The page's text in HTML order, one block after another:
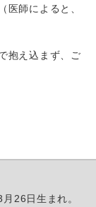
医師によると、
抱え込まず、ご
26日生まれ。